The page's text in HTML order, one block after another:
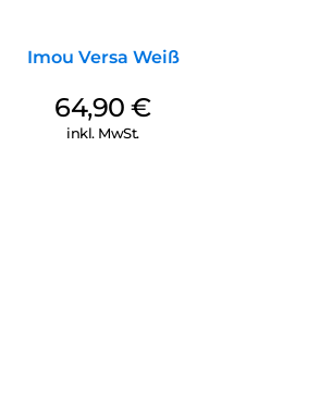
Imou Versa Weiß
64,90€
inkl. MwSt.